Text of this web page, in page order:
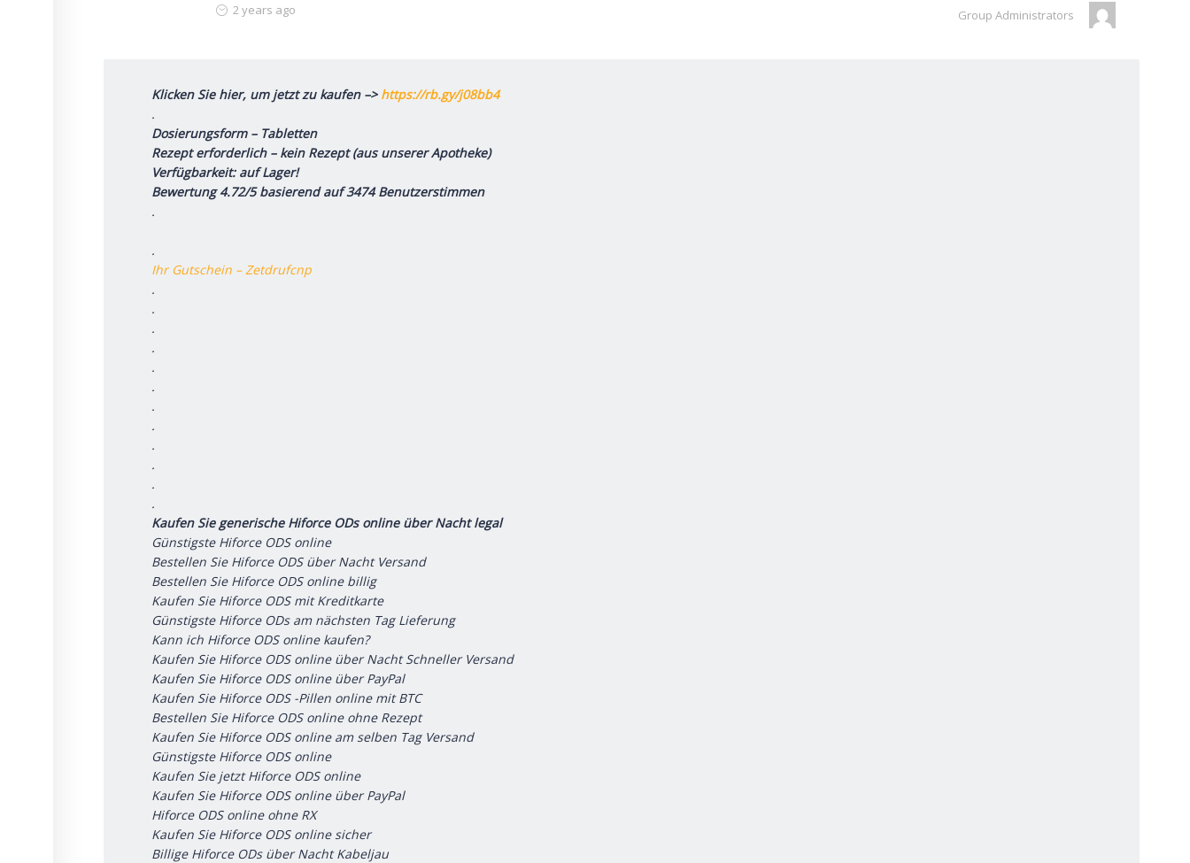
2 years ago Group Administrators
Klicken Sie hier, um jetzt zu kaufen –> https://rb.gy/j08bb4
.
Dosierungsform – Tabletten
Rezept erforderlich – kein Rezept (aus unserer Apotheke)
Verfügbarkeit: auf Lager!
Bewertung 4.72/5 basierend auf 3474 Benutzerstimmen
.
.
Ihr Gutschein – Zetdrufcnp
.
.
.
.
.
.
.
.
.
.
.
.
Kaufen Sie generische Hiforce ODs online über Nacht legal
Günstigste Hiforce ODS online
Bestellen Sie Hiforce ODS über Nacht Versand
Bestellen Sie Hiforce ODS online billig
Kaufen Sie Hiforce ODS mit Kreditkarte
Günstigste Hiforce ODs am nächsten Tag Lieferung
Kann ich Hiforce ODS online kaufen?
Kaufen Sie Hiforce ODS online über Nacht Schneller Versand
Kaufen Sie Hiforce ODS online über PayPal
Kaufen Sie Hiforce ODS -Pillen online mit BTC
Bestellen Sie Hiforce ODS online ohne Rezept
Kaufen Sie Hiforce ODS online am selben Tag Versand
Günstigste Hiforce ODS online
Kaufen Sie jetzt Hiforce ODS online
Kaufen Sie Hiforce ODS online über PayPal
Hiforce ODS online ohne RX
Kaufen Sie Hiforce ODS online sicher
Billige Hiforce ODs über Nacht Kabeljau